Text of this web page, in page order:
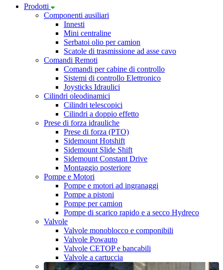
Prodotti
Componenti ausiliari
Innesti
Mini centraline
Serbatoi olio per camion
Scatole di trasmissione ad asse cavo
Comandi Remoti
Comandi per cabine di controllo
Sistemi di controllo Elettronico
Joysticks Idraulici
Cilindri oleodinamici
Cilindri telescopici
Cilindri a doppio effetto
Prese di forza idrauliche
Prese di forza (PTO)
Sidemount Hotshift
Sidemount Slide Shift
Sidemount Constant Drive
Montaggio posteriore
Pompe e Motori
Pompe e motori ad ingranaggi
Pompe a pistoni
Pompe per camion
Pompe di scarico rapido e a secco Hydreco
Valvole
Valvole monoblocco e componibili
Valvole Powauto
Valvole CETOP e bancabili
Valvole a cartuccia